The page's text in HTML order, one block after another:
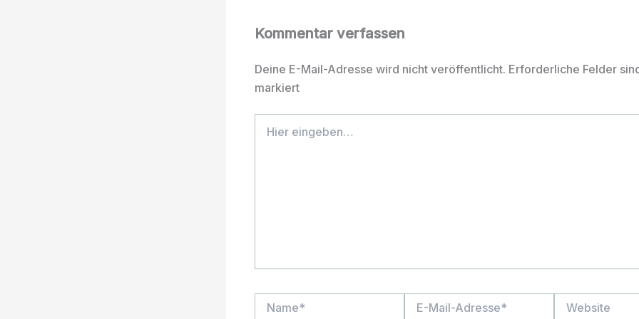
Kommentar verfassen
Deine E-Mail-Adresse wird nicht veröffentlicht. Erforderliche Felder
markiert
eingeben…
Mail-